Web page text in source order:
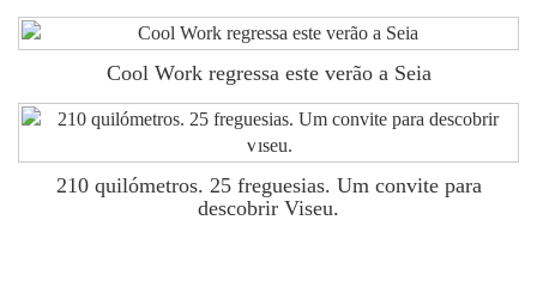
Cool Work regressa este verão a Seia
210 quilómetros. 25 freguesias. Um convite para
descobrir Viseu.